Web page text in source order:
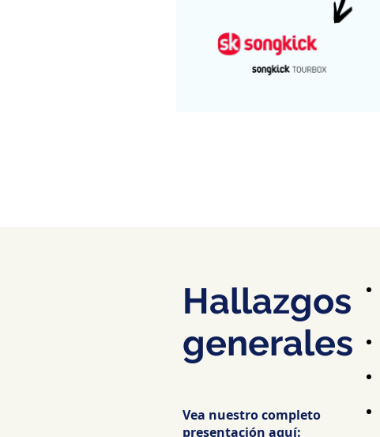
Hallazgos
generales
Vea nuestro completo
presentación aquí: